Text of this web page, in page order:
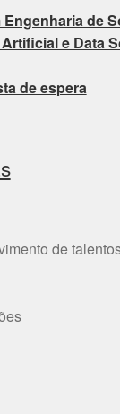
de
e Data
de espera
de